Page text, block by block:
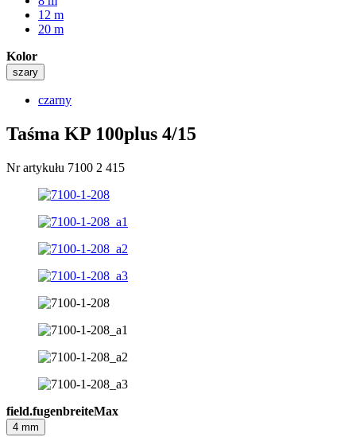
12 m
20 m
Kolor
szary
czarny
Taśma KP 100plus 4/15
Nr artykułu 7100 2 415
field.fugenbreiteMax
4 mm